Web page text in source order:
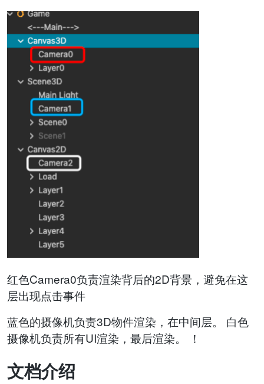
红色Camera0负责渲染背后的2D背景，避免在这
层出现点击事件
蓝色的摄像机负责3D物件渲染，在中间层。 白色
摄像机负责所有UI渲染，最后渲染。 ！
文档介绍